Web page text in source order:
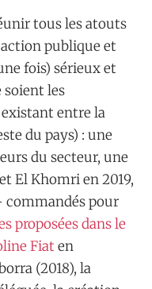
tous les atouts
publique et
fois) sérieux et
soient les
entre la
du pays) : une
du secteur, une
El Khomri en 2019,
commandés pour
proposées dans le
Fiat en
(2018), la